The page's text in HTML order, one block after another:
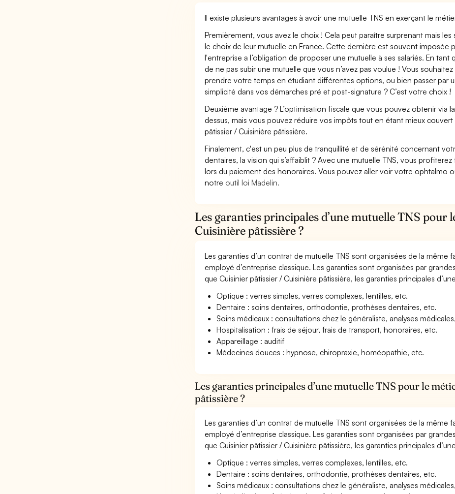
Il existe plusieurs avantages à avoir une mutuelle TNS en exerçant le
Premièrement, vous avez le choix ! Cela peut paraître surprenant mais les
le choix de leur mutuelle en France. Cette dernière est souvent imposée
l'entreprise a l’obligation de proposer une mutuelle à ses salariés. En tant
de ne pas subir une mutuelle que vous n’avez pas voulue ! Vous
prendre votre temps en étudiant différentes options, ou bien passer par
simplicité dans vos démarches pré et post-signature ? C’est votre choix !
Deuxième avantage ? L’optimisation fiscale que vous pouvez obtenir via
dessus, mais vous pouvez réduire vos impôts tout en étant mieux
pâtissier / Cuisinière pâtissière.
Finalement, c'est un peu plus de tranquillité et de sérénité concernant
dentaires, la vision qui s’affaiblit ? Avec une mutuelle TNS, vous
lors du paiement des honoraires. Vous pouvez aller voir votre ophtalmo
notre outil loi Madelin.
Les garanties principales d’une mutuelle TNS
Cuisinière pâtissière ?
Les garanties d’un contrat de mutuelle TNS sont organisées de la même
employé d’entreprise classique. Les garanties sont organisées par
que Cuisinier pâtissier / Cuisinière pâtissière, les garanties principales
Optique : verres simples, verres complexes, lentilles, etc.
Dentaire : soins dentaires, orthodontie, prothèses dentaires, etc.
Soins médicaux : consultations chez le généraliste, analyses
Hospitalisation : frais de séjour, frais de transport, honoraires, etc.
Appareillage : auditif
Médecines douces : hypnose, chiropraxie, homéopathie, etc.
Les garanties principales d’une mutuelle TNS pour le
pâtissière ?
Les garanties d’un contrat de mutuelle TNS sont organisées de la même
employé d’entreprise classique. Les garanties sont organisées par
que Cuisinier pâtissier / Cuisinière pâtissière, les garanties principales
Optique : verres simples, verres complexes, lentilles, etc.
Dentaire : soins dentaires, orthodontie, prothèses dentaires, etc.
Soins médicaux : consultations chez le généraliste, analyses